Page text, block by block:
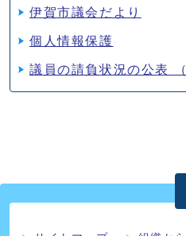
伊賀市議会だより
個人情報保護
議員の請負状況の公表